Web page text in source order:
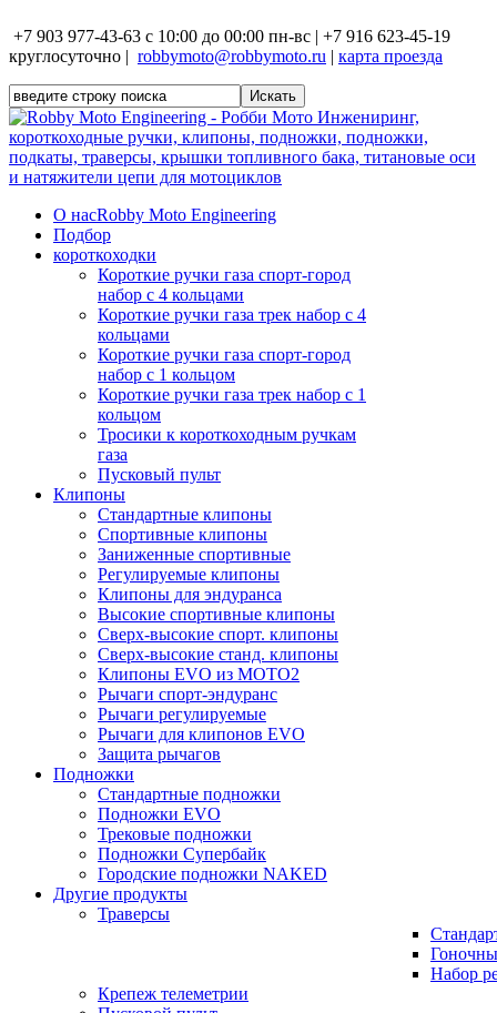
+7 903 977-43-63 с 10:00 до 00:00 пн-вс | +7 916 623-45-19
круглосуточно | robbymoto@robbymoto.ru | карта проезда
О насRobby Moto Engineering
Подбор
короткоходки
Короткие ручки газа спорт-город
набор с 4 кольцами
Короткие ручки газа трек набор с 4
кольцами
Короткие ручки газа спорт-город
набор с 1 кольцом
Короткие ручки газа трек набор с 1
кольцом
Тросики к короткоходным ручкам
газа
Пусковый пульт
Клипоны
Стандартные клипоны
Спортивные клипоны
Заниженные спортивные
Регулируемые клипоны
Клипоны для эндуранса
Высокие спортивные клипоны
Сверх-высокие спорт. клипоны
Сверх-высокие станд. клипоны
Клипоны EVO из MOTO2
Рычаги спорт-эндуранс
Рычаги регулируемые
Рычаги для клипонов EVO
Защита рычагов
Подножки
Стандартные подножки
Подножки EVO
Трековые подножки
Подножки Супербайк
Городские подножки NAKED
Другие продукты
Траверсы
Набор
Крепеж телеметрии